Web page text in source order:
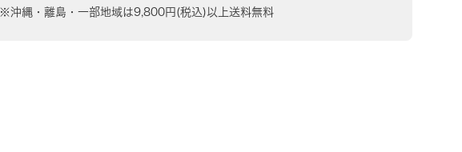
※沖縄・離島・一部地域は9,800円(税込)以上送料無料